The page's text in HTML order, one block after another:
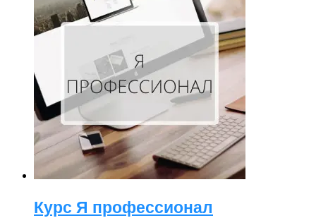
Курс Я профессионал